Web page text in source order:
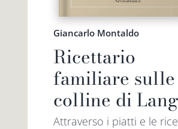
Giancarlo Montaldo
Ricettario
familiare sulle
colline di
Attraverso i piatti e le